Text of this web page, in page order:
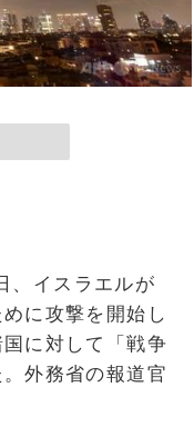
、イスラエルが
に攻撃を開始し
に対して「戦争
外務省の報道官